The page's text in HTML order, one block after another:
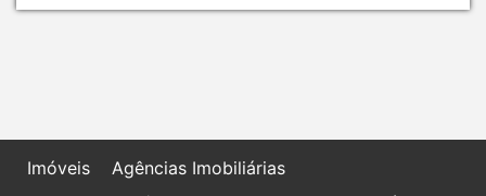
Imóveis
Agências Imobiliárias